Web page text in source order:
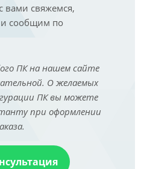
свяжемся,
сообщим по
ПК на нашем сайте
О желаемых
ПК вы можете
при оформлении